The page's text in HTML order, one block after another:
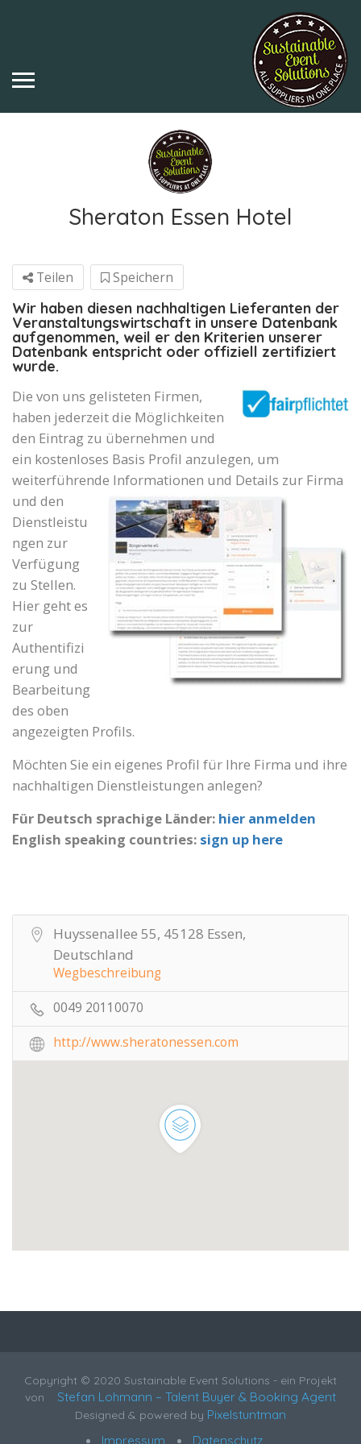
Sheraton Essen Hotel
Teilen Speichern
Wir haben diesen nachhaltigen Lieferanten der
Veranstaltungswirtschaft in unsere Datenbank
aufgenommen, weil er den Kriterien unserer
Datenbank entspricht oder offiziell zertifiziert
wurde.
Die von uns gelisteten Firmen,
haben jederzeit die Möglichkeiten
den Eintrag zu übernehmen und
ein kostenloses Basis Profil anzulegen, um
weiterführende Informationen und Details zur Firma
und den
Dienstleistu
ngen zur
Verfügung
zu Stellen.
Hier geht es
zur
Authentifizi
erung und
Bearbeitung
des oben
angezeigten Profils.
Möchten Sie ein eigenes Profil für Ihre Firma und ihre
nachhaltigen Dienstleistungen anlegen?
Für Deutsch sprachige Länder: hier anmelden
English speaking countries: sign up here
Huyssenallee 55, 45128 Essen,
Deutschland
Wegbeschreibung
0049 20110070
http://www.sheratonessen.com
Copyright © 2020 Sustainable Event Solutions - ein Projekt
von
Stefan Lohmann – Talent Buyer & Booking Agent
Designed & powered by Pixelstuntman
Impressum
Datenschutz